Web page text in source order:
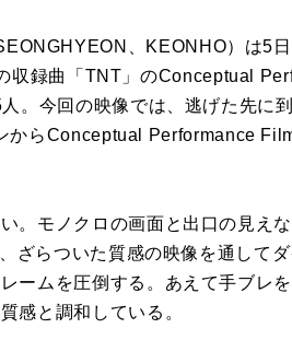
、KEONHO）は5
収録曲「 TNT 」のConceptual
人。今回の映像では、逃げた先に
からConceptual Performance
い。モノクロの画面と出口の見え な
ざらついた質感の映像 を通して
ーム を圧倒する。あえて手ブレ を
感と調和している。